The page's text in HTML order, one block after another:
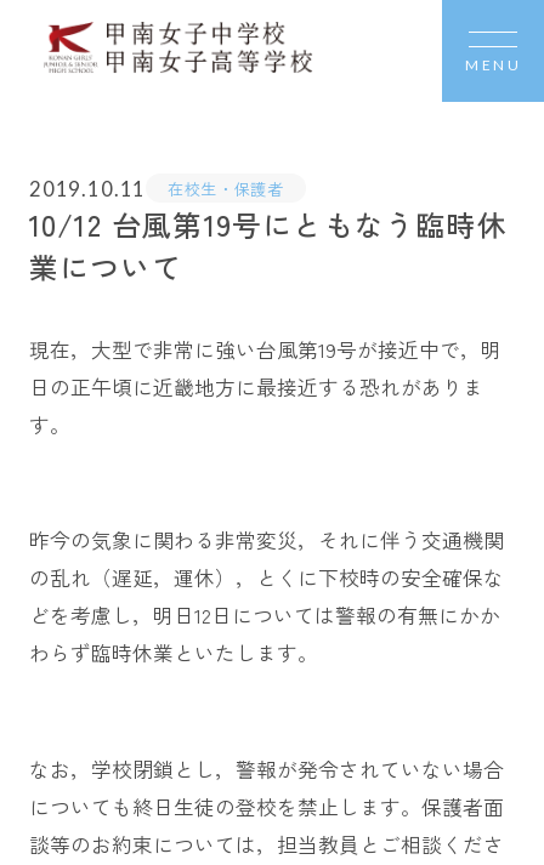
MENU
2019.10.11 在校生・保護者
10/12 台風第19号にともなう臨時休
業について
現在，大型で非常に強い台風第19号が接近中で，明
日の正午頃に近畿地方に最接近する恐れがありま
す。
昨今の気象に関わる非常変災，それに伴う交通機関
の乱れ（遅延，運休），とくに下校時の安全確保な
どを考慮し，明日12日については警報の有無にかか
わらず臨時休業といたします。
なお，学校閉鎖とし，警報が発令されていない場合
についても終日生徒の登校を禁止します。保護者面
談等のお約束については，担当教員とご相談くださ